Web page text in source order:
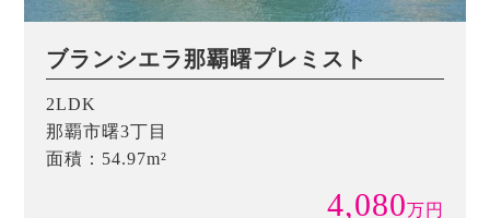
ブランシエラ那覇曙プレミスト
2LDK
那覇市曙3丁目
面積：54.97m²
4,080万円